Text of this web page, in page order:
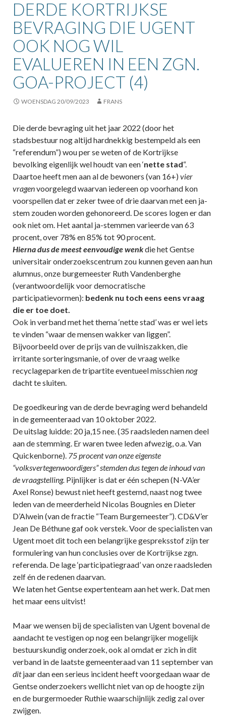
DERDE KORTRIJKSE
BEVRAGING DIE UGENT
OOK NOG WIL
EVALUEREN IN EEN ZGN.
GOA-PROJECT (4)
WOENSDAG 20/09/2023 FRANS
Die derde bevraging uit het jaar 2022 (door het
stadsbestuur nog altijd hardnekkig bestempeld als een
“referendum”) wou per se weten of de Kortrijkse
bevolking eigenlijk wel houdt van een ‘nette stad“.
Daartoe heeft men aan al de bewoners (van 16+) vier
vragenvoorgelegd waarvan iedereen op voorhand kon
voorspellen dat er zeker twee of drie daarvan met een ja-
stem zouden worden gehonoreerd. De scores logen er dan
ook niet om. Het aantal ja-stemmen varieerde van 63
procent, over 78% en 85% tot 90 procent.
Hierna dus de meest eenvoudige wenkdie het Gentse
universitair onderzoekscentrum zou kunnen geven aan hun
alumnus, onze burgemeester Ruth Vandenberghe
(verantwoordelijk voor democratische
participatievormen): bedenk nu toch eens eens vraag
die er toe doet.
Ook in verband met het thema ‘nette stad’ was er wel iets
te vinden “waar de mensen wakker van liggen”.
Bijvoorbeeld over de prijs van de vuilniszakken, die
irritante sorteringsmanie, of over de vraag welke
recyclageparken de tripartite eventueel misschiennog
dacht te sluiten.
De goedkeuring van de derde bevraging werd behandeld
in de gemeenteraad van 10 oktober 2022.
De uitslag luidde: 20 ja,15 nee. (35 raadsleden namen deel
aan de stemming. Er waren twee leden afwezig, o.a. Van
Quickenborne). 75 procent van onze eigenste
“volksvertegenwoordigers” stemden dus tegen de inhoud van
de vraagstelling. Pijnlijker is dat er één schepen (N-VA’er
Axel Ronse) bewust niet heeft gestemd, naast nog twee
leden van de meerderheid Nicolas Bougnies en Dieter
D’Alwein (van de fractie “Team Burgemeester”). CD&V’er
Jean De Béthune gaf ook verstek. Voor de specialisten van
Ugent moet dit toch een belangrijke gespreksstof zijn ter
formulering van hun conclusies over de Kortrijkse zgn.
referenda. De lage ‘participatiegraad’ van onze raadsleden
zelf én de redenen daarvan.
We laten het Gentse expertenteam aan het werk. Dat men
het maar eens uitvist!
Maar we wensen bij de specialisten van Ugent bovenal de
aandacht te vestigen op nog een belangrijker mogelijk
bestuurskundig onderzoek, ook al omdat er zich in dit
verband in de laatste gemeenteraad van 11 september van
ditjaar dan een serieus incident heeft voorgedaan waar de
Gentse onderzoekers wellicht niet van op de hoogte zijn
en de burgermoeder Ruthie waarschijnlijk zedig zal over
zwijgen.